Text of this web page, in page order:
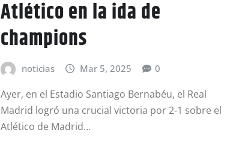
Atlético en la ida de
champions
noticias Mar 5, 2025 0
Ayer, en el Estadio Santiago Bernabéu, el Real
Madrid logró una crucial victoria por 2-1 sobre el
Atlético de Madrid…